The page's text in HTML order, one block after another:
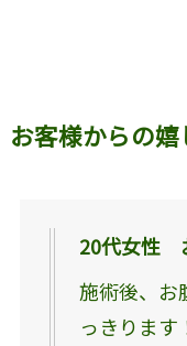
お客様からの
20代女性
施術後、お
っきります